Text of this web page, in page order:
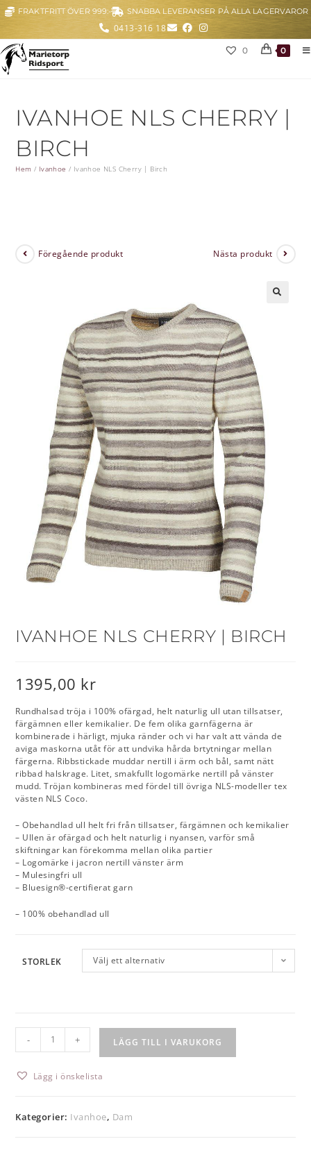
FRAKTFRITT ÖVER 999:- SNABBA LEVERANSER PÅ ALLA LAGERVAROR
0413-316 18
0 0
IVANHOE NLS CHERRY |
BIRCH
Hem / Ivanhoe / Ivanhoe NLS Cherry | Birch
Föregående produkt Nästa produkt
IVANHOE NLS CHERRY | BIRCH
1395,00 kr
Rundhalsad tröja i 100% ofärgad, helt naturlig ull utan tillsatser,
färgämnen eller kemikalier. De fem olika garnfägerna är
kombinerade i härligt, mjuka ränder och vi har valt att vända de
aviga maskorna utåt för att undvika hårda brtytningar mellan
färgerna. Ribbstickade muddar nertill i ärm och bål, samt nätt
ribbad halskrage. Litet, smakfullt logomärke nertill på vänster
mudd. Tröjan kombineras med fördel till övriga NLS-modeller tex
västen NLS Coco.
– Obehandlad ull helt fri från tillsatser, färgämnen och kemikalier
– Ullen är ofärgad och helt naturlig i nyansen, varför små
skiftningar kan förekomma mellan olika partier
– Logomärke i jacron nertill vänster ärm
– Mulesingfri ull
– Bluesign®-certifierat garn
– 100% obehandlad ull
STORLEK Välj ett alternativ
- + LÄGG TILL I VARUKORG
Lägg i önskelista
Kategorier: Ivanhoe, Dam